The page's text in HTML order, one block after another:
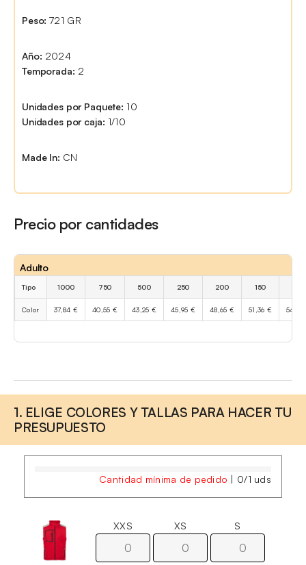
Peso:721 GR
Año: 2024
Temporada: 2
Unidades por Paquete: 10
Unidades por caja: 1/10
Made In: CN
Precio por cantidades
Adulto
Tipo 1000 750 500 250 200 150
Color 37,84 € 40,55 € 43,25 € 45,95 € 48,65 € 51,36 €
1. ELIGE COLORES Y TALLAS PARA HACER TU
PRESUPUESTO
Cantidad mínima de pedido | 0/1 uds
XXS XS S